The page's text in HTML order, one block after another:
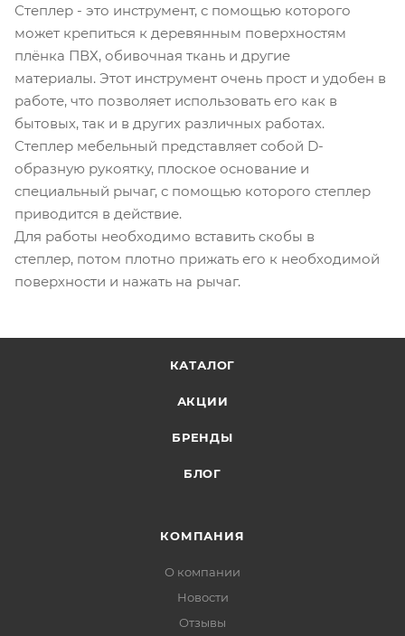
Степлер - это инструмент, с помощью которого
может крепиться к деревянным поверхностям
плёнка ПВХ, обивочная ткань и другие
материалы. Этот инструмент очень прост и удобен в
работе, что позволяет использовать его как в
бытовых, так и в других различных работах.
Степлер мебельный представляет собой D-
образную рукоятку, плоское основание и
специальный рычаг, с помощью которого степлер
приводится в действие.
Для работы необходимо вставить скобы в
степлер, потом плотно прижать его к необходимой
поверхности и нажать на рычаг.
КАТАЛОГ
АКЦИИ
БРЕНДЫ
БЛОГ
КОМПАНИЯ
О компании
Новости
Отзывы